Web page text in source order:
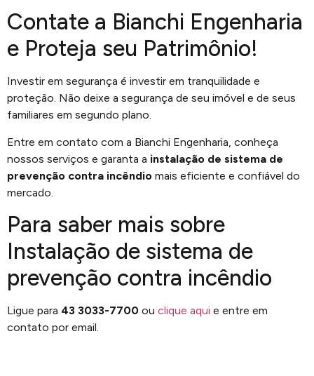
Contate a Bianchi Engenharia
e Proteja seu Patrimônio!
Investir em segurança é investir em tranquilidade e
proteção. Não deixe a segurança de seu imóvel e de seus
familiares em segundo plano.
Entre em contato com a Bianchi Engenharia, conheça
nossos serviços e garanta a instalação de sistema de
prevenção contra incêndio mais eficiente e confiável do
mercado.
Para saber mais sobre
Instalação de sistema de
prevenção contra incêndio
Ligue para 43 3033-7700 ou clique aqui e entre em
contato por email.